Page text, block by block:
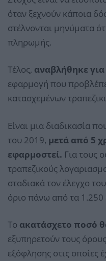
όταν ξεχνούν κάποια
στέλνονται μηνύματα
πληρωμής.
Τέλος, αναβλήθηκε
εφαρμογή που
κατασχεμένων
Είναι μια διαδικασία
του 2019, μετά από 5
εφαρμοστεί. Για τους
τραπεζικούς
σταδιακά τον έλεγχο
όριο πάνω από τα 1.250
Το ακατάσχετο ποσό
εξυπηρετούν τους
εξόφλησης στις οποίες